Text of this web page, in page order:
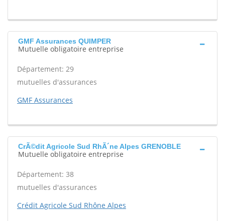
GMF Assurances QUIMPER
Mutuelle obligatoire entreprise
Département: 29
mutuelles d'assurances
GMF Assurances
CrÃ©dit Agricole Sud RhÃ´ne Alpes GRENOBLE
Mutuelle obligatoire entreprise
Département: 38
mutuelles d'assurances
Crédit Agricole Sud Rhône Alpes